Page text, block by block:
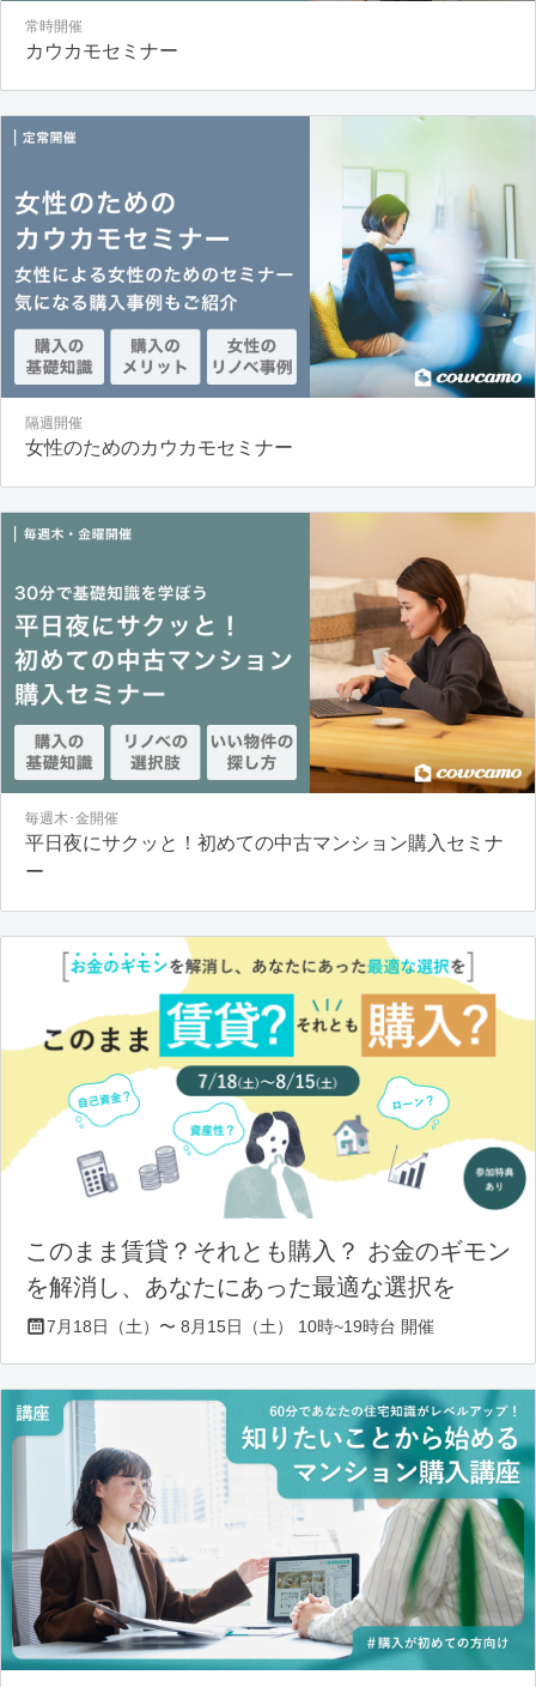
常時開催
カウカモセミナー
隔週開催
女性のためのカウカモセミナー
毎週木･金開催
平日夜にサクッと！初めての中古マンション購入セミナ
ー
このまま賃貸？それとも購入？ お金のギモン
を解消し、あなたにあった最適な選択を
7月18日（土）〜 8月15日（土） 10時~19時台 開催